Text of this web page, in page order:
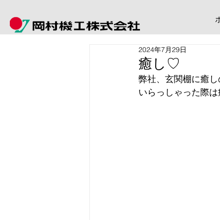
癒し♡
2024年7月29日
弊社、玄関棚に癒
いらっしゃった際